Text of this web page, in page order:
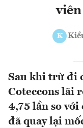
K
Sau khi trừ đi
Coteccons lãi
4,75 lần so với
đã quay lại